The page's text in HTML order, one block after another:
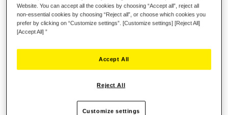
Lista dei desideri
Sii il primo a recensire questo prodotto
Standard XInput (Xid) integrato nel gamepad
Website. You can accept all the cookies by choosing “Accept all”, reject all
non-essential cookies by choosing “Reject all”, or choose which cookies you
prefer by clicking on “Customize settings”. [Customize settings] [Reject All]
[Accept All] ”
Reject All
Accept All
Customize settings